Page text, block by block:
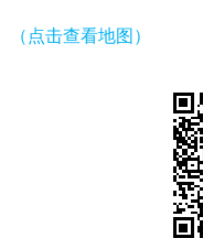
（点击查看地图）